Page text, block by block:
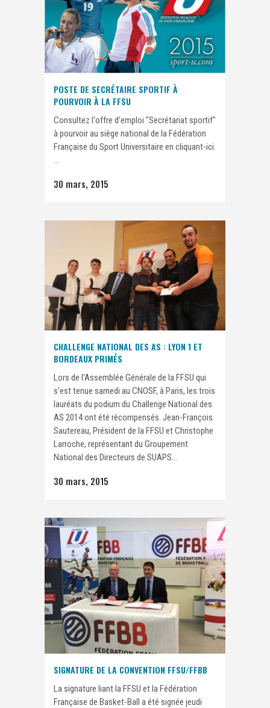
POSTE DE SECRÉTAIRE SPORTIF À
POURVOIR À LA FFSU
Consultez l'offre d'emploi "Secrétariat sportif"
à pourvoir au siège national de la Fédération
Française du Sport Universitaire en cliquant-ici.
...
30 mars, 2015
CHALLENGE NATIONAL DES AS : LYON 1 ET
BORDEAUX PRIMÉS
Lors de l'Assemblée Générale de la FFSU qui
s'est tenue samedi au CNOSF, à Paris, les trois
lauréats du podium du Challenge National des
AS 2014 ont été récompensés. Jean-François
Sautereau, Président de la FFSU et Christophe
Larroche, représentant du Groupement
National des Directeurs de SUAPS...
30 mars, 2015
SIGNATURE DE LA CONVENTION FFSU/FFBB
La signature liant la FFSU et la Fédération
Française de Basket-Ball a été signée jeudi